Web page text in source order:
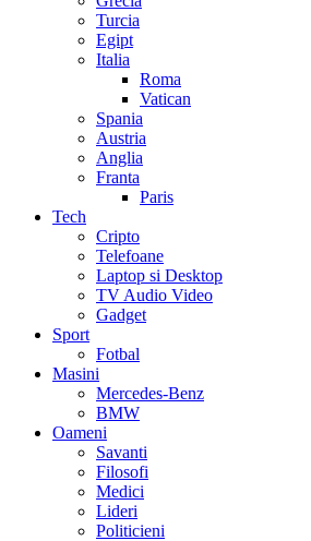
Turcia
Egipt
Italia
Roma
Vatican
Spania
Austria
Anglia
Franta
Paris
Tech
Cripto
Telefoane
Laptop si Desktop
TV Audio Video
Gadget
Sport
Fotbal
Masini
Mercedes-Benz
BMW
Oameni
Savanti
Filosofi
Medici
Lideri
Politicieni